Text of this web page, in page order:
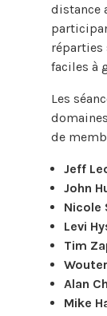
distance
réparties
faciles à
Les
de
Jeff
John
Nicole
Levi
Tim
Alan
Mike